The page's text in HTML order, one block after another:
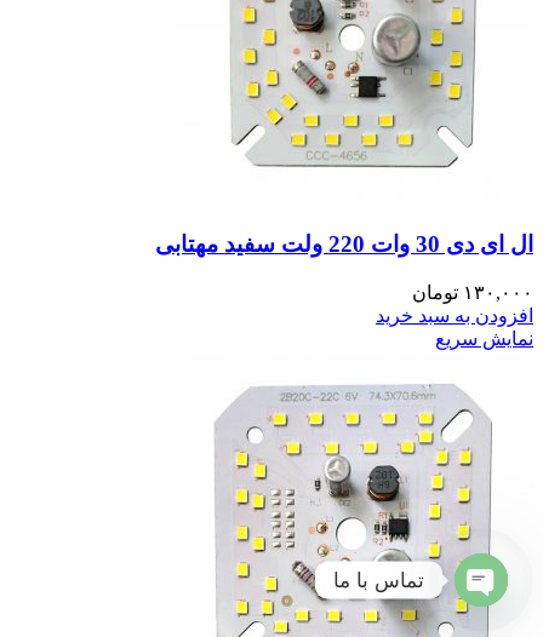
ال ای دی 30 وات 220 ولت سفید مهتابی
۱۳۰,۰۰۰ تومان
افزودن به سبد خرید
نمایش سریع
تماس با ما
Open
chaty